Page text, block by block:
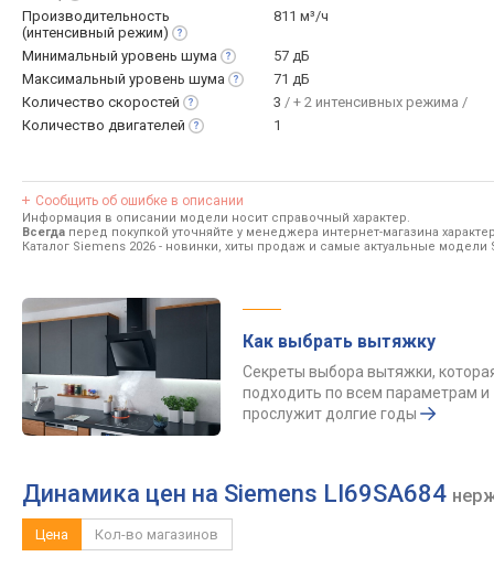
Производительность
(интенсивный режим)
811 м³/ч
Минимальный уровень шума
57 дБ
Максимальный уровень шума
71 дБ
Количество скоростей 3 / + 2 интенсивных режима /
Количество двигателей 1
Сообщить об ошибке в описании
Информация в описании модели носит справочный характер.
Всегда перед покупкой уточняйте у менеджера интернет-магазина
Каталог Siemens 2026 - новинки, хиты продаж и самые актуальные модели
Как выбрать вытяжку
Секреты выбора вытяжки,
подходить по всем параметрам и
прослужит долгие годы
Динамика цен на Siemens LI69SA684
Цена Кол-во магазинов